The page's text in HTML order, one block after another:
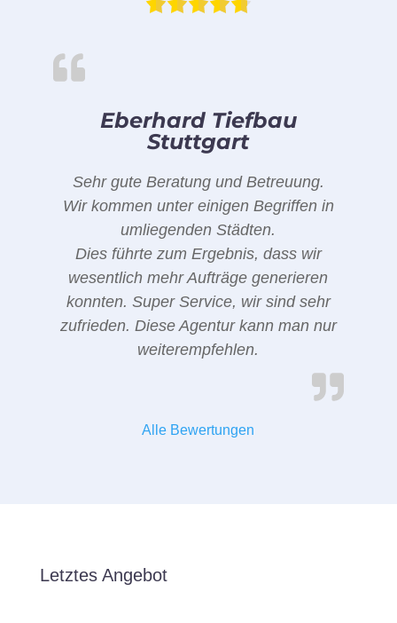
Eberhard Tiefbau
Stuttgart
Sehr gute Beratung und Betreuung.
Wir kommen unter einigen Begriffen in
umliegenden Städten.
Dies führte zum Ergebnis, dass wir
wesentlich mehr Aufträge generieren
konnten. Super Service, wir sind sehr
zufrieden. Diese Agentur kann man nur
weiterempfehlen.
Alle Bewertungen
Letztes Angebot